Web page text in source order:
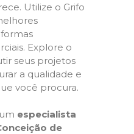
Utilize o Grifo
Explore o
seus projetos
a qualidade e
você procura.
especialista
de